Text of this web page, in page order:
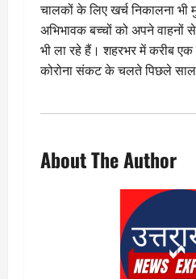
चालकों के लिए खर्च निकालना भी
अभिभावक बच्चों को अपने
भी ला रहे हैं। शहरभर में करीब
कोरोना संकट के चलते पिछले साल
About The Author